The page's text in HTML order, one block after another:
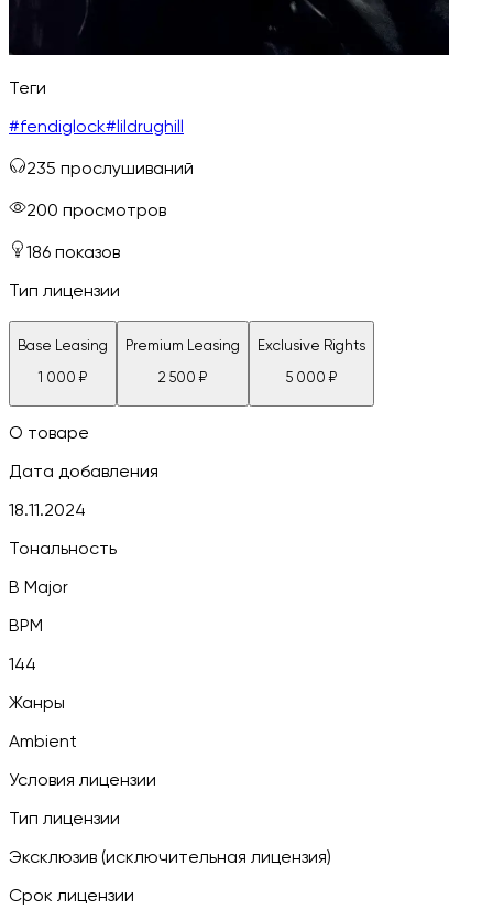
Теги
#fendiglock# lildrughill
235 прослушиваний
200 просмотров
186 показов
Тип лицензии
Base Leasing
1 000 ₽
Premium Leasing
2 500 ₽
Exclusive Rights
5 000 ₽
О товаре
Дата добавления
18.11.2024
Тональность
B Major
BPM
144
Жанры
Ambient
Условия лицензии
Тип лицензии
Эксклюзив (исключительная лицензия)
Срок лицензии